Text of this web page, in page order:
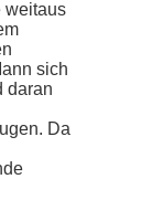
weitaus
sich
daran
Da